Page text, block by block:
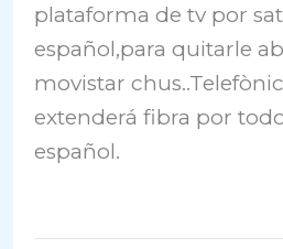
plataforma de tv por
español,para quitarle
movistar
extenderá fibra por
español.